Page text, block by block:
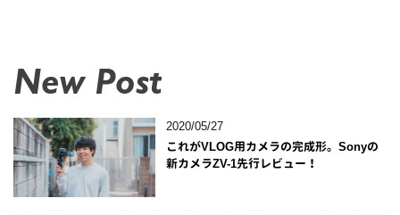
New Post
2020/05/27
これがVLOG用カメラの完成形。Sonyの
新カメラZV-1先行レビュー！